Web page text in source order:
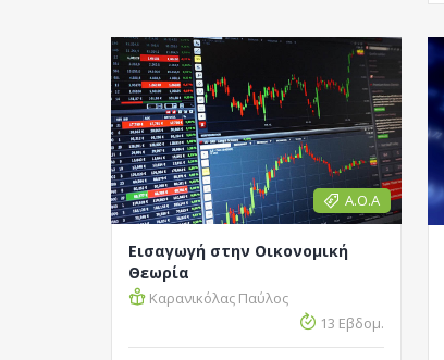
Α.Ο.Α
Εισαγωγή στην Οικονομική
Θεωρία
Καρανικόλας Παύλος
13 Εβδομ.